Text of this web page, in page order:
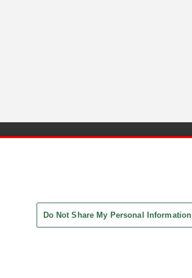
Do Not Share My Personal Information